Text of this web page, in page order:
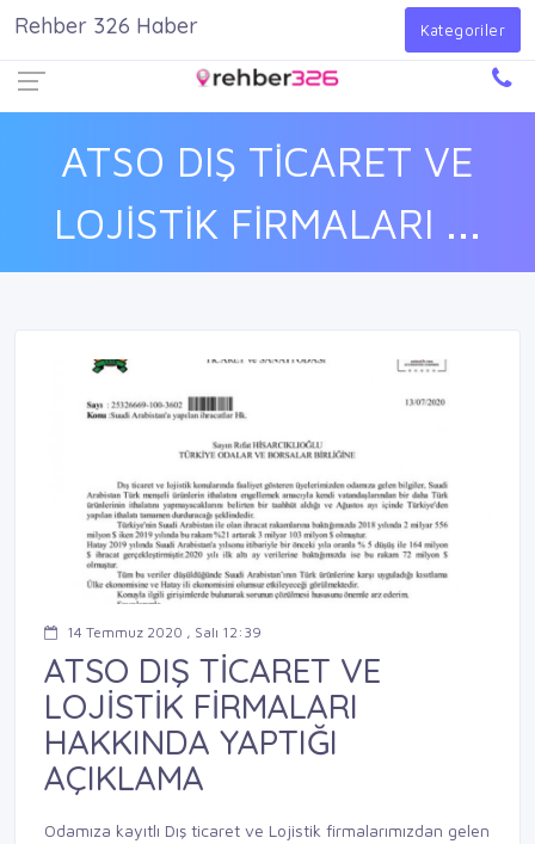
Giriş Yap
ATSO DIŞ TİCARET VE
LOJİSTİK FİRMALARI ...
Rehber 326 Haber Kategoriler
14 Temmuz 2020 , Salı 12:39
ATSO DIŞ TİCARET VE
LOJİSTİK FİRMALARI
HAKKINDA YAPTIĞI
AÇIKLAMA
Odamıza kayıtlı Dış ticaret ve Lojistik firmalarımızdan gelen